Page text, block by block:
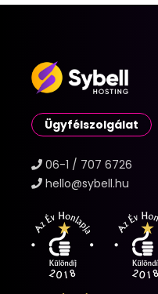
Ügyfélszolgálat
06-1 / 707 6726
hello@sybell.hu